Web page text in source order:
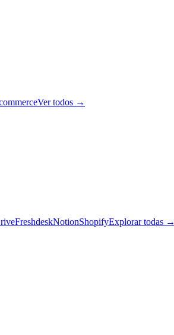
Ver todos →
FreshdeskNotionShopifyExplorar todas →